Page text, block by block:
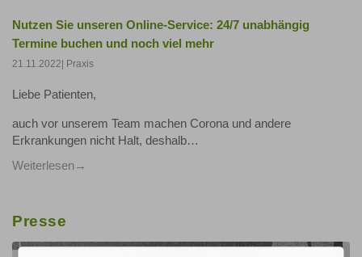
Nutzen Sie unseren Online-Service: 24/7 unabhängig
Termine buchen und noch viel mehr
21.11.2022 | Praxis
Liebe Patienten,
auch vor unserem Team machen Corona und andere
Erkrankungen nicht Halt, deshalb…
Weiterlesen
Presse